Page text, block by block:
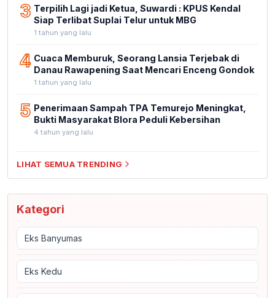
3 Terpilih Lagi jadi Ketua, Suwardi : KPUS Kendal
Siap Terlibat Suplai Telur untuk MBG
1 tahun yang lalu
4 Cuaca Memburuk, Seorang Lansia Terjebak di
Danau Rawapening Saat Mencari Enceng Gondok
1 tahun yang lalu
5 Penerimaan Sampah TPA Temurejo Meningkat,
Bukti Masyarakat Blora Peduli Kebersihan
4 tahun yang lalu
LIHAT SEMUA TRENDING
Kategori
Eks Banyumas
Eks Kedu